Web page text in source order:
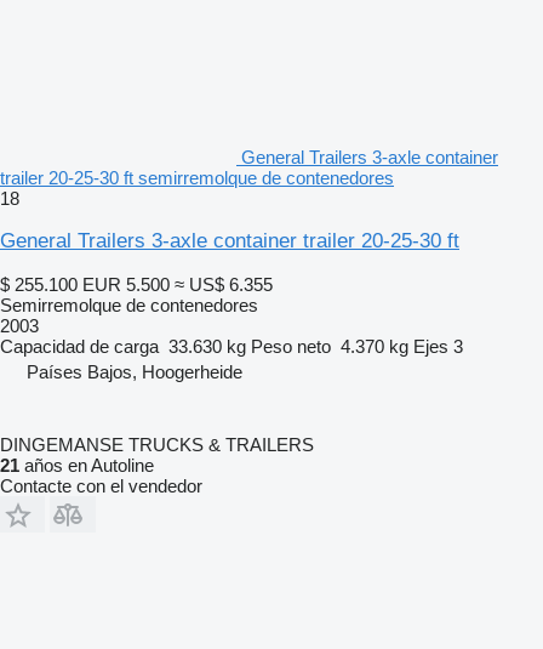
General Trailers 3-axle container
trailer 20-25-30 ft semirremolque de contenedores
18
General Trailers 3-axle container trailer 20-25-30 ft
$ 255.100 EUR 5.500 ≈ US$ 6.355
Semirremolque de contenedores
2003
Capacidad de carga 33.630 kg Peso neto 4.370 kg Ejes 3
Países Bajos, Hoogerheide
DINGEMANSE TRUCKS & TRAILERS
21 años en Autoline
Contacte con el vendedor